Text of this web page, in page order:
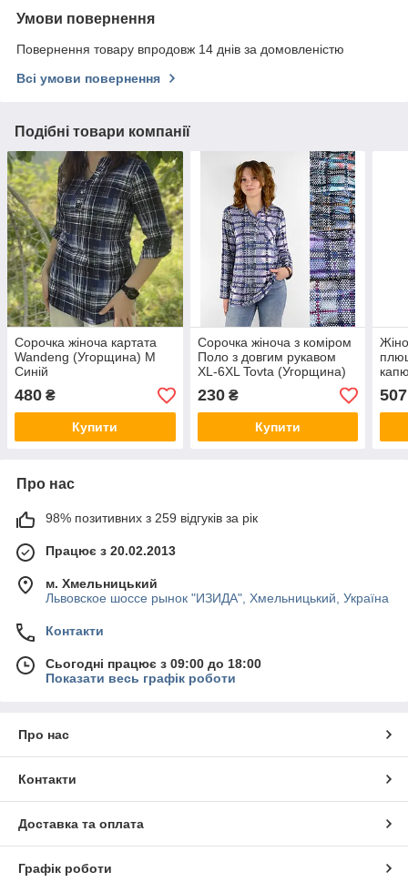
Умови повернення
Повернення товару впродовж 14 днів за домовленістю
Всі умови повернення
Подібні товари компанії
Сорочка жіноча картата
Wandeng (Угорщина) M
Синій
480 ₴
Купити
Сорочка жіноча з коміром
Поло з довгим рукавом
XL-6XL Tovta (Угорщина)
230₴
Купити
507
Про нас
98% позитивних з 259 відгуків за рік
Працює з 20.02.2013
м. Хмельницький
Львовское шоссе рынок "ИЗИДА", Хмельницький, Україна
Контакти
Сьогодні працює з 09:00 до 18:00
Показати весь графік роботи
Про нас
Контакти
Доставка та оплата
Графік роботи